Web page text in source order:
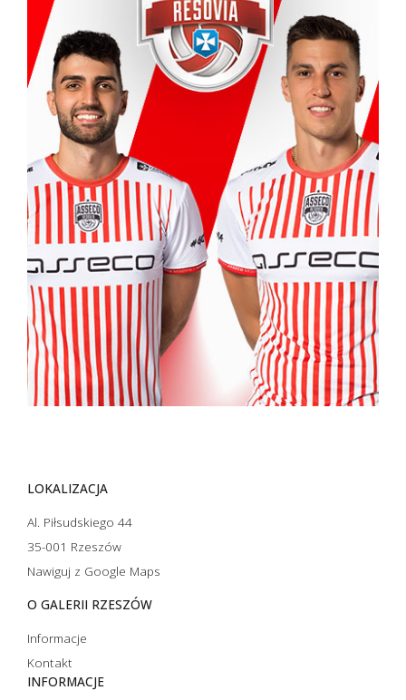
LOKALIZACJA
Al. Piłsudskiego 44
35-001 Rzeszów
Nawiguj z Google Maps
O GALERII RZESZÓW
Informacje
Kontakt
INFORMACJE